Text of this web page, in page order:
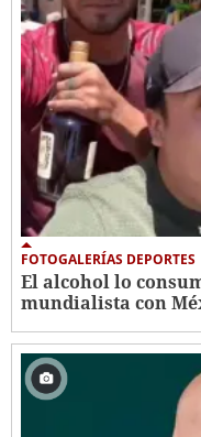
FOTOGALERÍAS DEPORTES
El alcohol lo
mundialista con